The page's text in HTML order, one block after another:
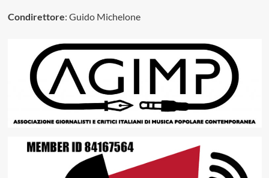
Condirettore: Guido Michelone